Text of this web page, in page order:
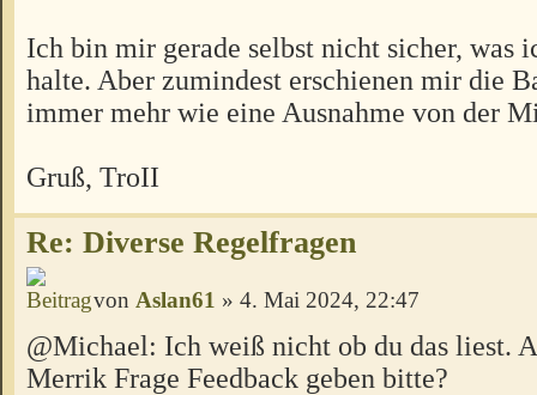
Ich bin mir gerade selbst nicht sicher, was
halte. Aber zumindest erschienen mir die
immer mehr wie eine Ausnahme von der
Gruß, TroII
Re: Diverse Regelfragen
von Aslan61 » 4. Mai 2024, 22:47
@Michael: Ich weiß nicht ob du das liest.
Merrik Frage Feedback geben bitte?